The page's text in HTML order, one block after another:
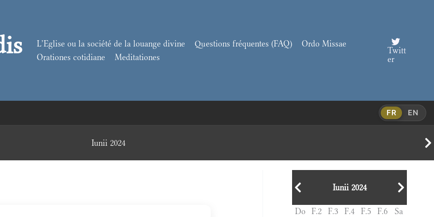
L’Eglise ou la société de la louange divine Questions fréquentes (FAQ)
Ordo Missae
Orationes cotidiane
Meditationes
Twitt
er
FR EN
Iunii 2024
Iunii 2024
Do F.2 F.3 F.4 F.5 F.6 Sa